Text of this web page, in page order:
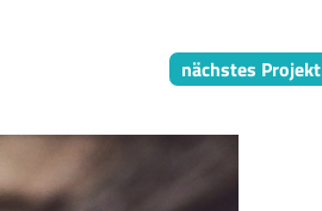
nächstes Projekt